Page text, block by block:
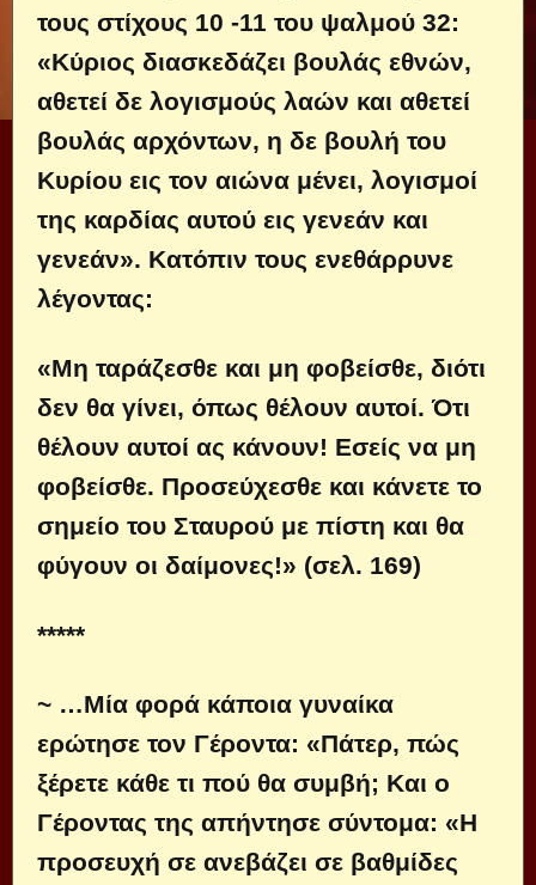
τους στίχους 10 -11 του ψαλμού 32:
«Κύριος διασκεδάζει βουλάς εθνών,
αθετεί δε λογισμούς λαών και αθετεί
βουλάς αρχόντων, η δε βουλή του
Κυρίου εις τον αιώνα μένει, λογισμοί
της καρδίας αυτού εις γενεάν και
γενεάν». Κατόπιν τους ενεθάρρυνε
λέγοντας:
«Μη ταράζεσθε και μη φοβείσθε, διότι
δεν θα γίνει, όπως θέλουν αυτοί. Ότι
θέλουν αυτοί ας κάνουν! Εσείς να μη
φοβείσθε. Προσεύχεσθε και κάνετε το
σημείο του Σταυρού με πίστη και θα
φύγουν οι δαίμονες!» (σελ. 169)
*****
~ …Μία φορά κάποια γυναίκα
ερώτησε τον Γέροντα: «Πάτερ, πώς
ξέρετε κάθε τι πού θα συμβή; Και ο
Γέροντας της απήντησε σύντομα: «Η
προσευχή σε ανεβάζει σε βαθμίδες